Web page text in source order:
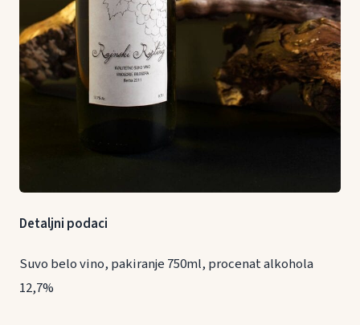
Detaljni podaci
Suvo belo vino, pakiranje 750ml, procenat alkohola
12,7%